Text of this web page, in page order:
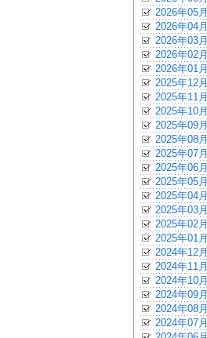
2026年05月
2026年04月
2026年03月
2026年02月
2026年01月
2025年12月
2025年11月
2025年10月
2025年09月
2025年08月
2025年07月
2025年06月
2025年05月
2025年04月
2025年03月
2025年02月
2025年01月
2024年12月
2024年11月
2024年10月
2024年09月
2024年08月
2024年07月